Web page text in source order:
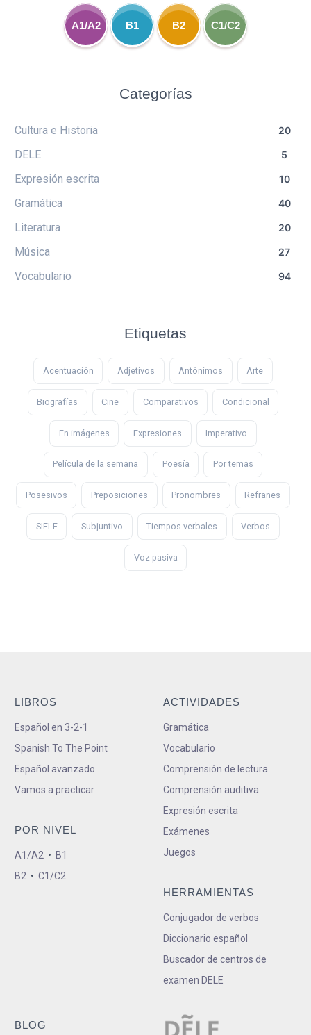
A1/A2 B1 B2 C1/C2
Categorías
Cultura e Historia 20
DELE 5
Expresión escrita 10
Gramática 40
Literatura 20
Música 27
Vocabulario 94
Etiquetas
Acentuación Adjetivos Antónimos Arte
Biografías Cine Comparativos Condicional
En imágenes Expresiones Imperativo
Película de la semana Poesía Por temas
Posesivos Preposiciones Pronombres Refranes
SIELE Subjuntivo Tiempos verbales Verbos
Voz pasiva
LIBROS
Español en 3-2-1
Spanish To The Point
Español avanzado
Vamos a practicar
POR NIVEL
A1/A2 • B1
B2 • C1/C2
ACTIVIDADES
Gramática
Vocabulario
Comprensión de lectura
Comprensión auditiva
Expresión escrita
Exámenes
Juegos
HERRAMIENTAS
Conjugador de verbos
Diccionario español
Buscador de centros de
examen DELE
BLOG